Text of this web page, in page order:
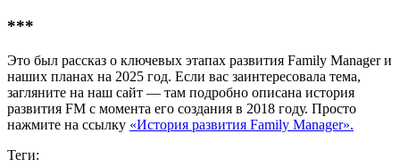
***
Это был рассказ о ключевых этапах развития Family Manager и
наших планах на 2025 год. Если вас заинтересовала тема,
загляните на наш сайт — там подробно описана история
развития FM с момента его создания в 2018 году. Просто
нажмите на ссылку «История развития Family Manager».
Теги: